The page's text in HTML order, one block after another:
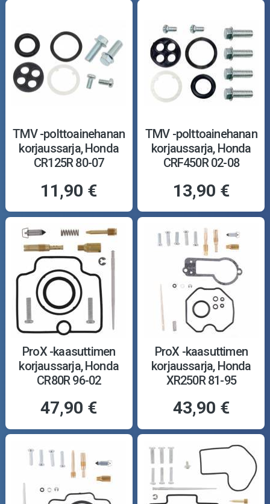
TMV -polttoainehanan
korjaussarja, Honda
CR125R 80-07
11,90 €
TMV -polttoainehanan
korjaussarja, Honda
CRF450R 02-08
13,90 €
ProX -kaasuttimen
korjaussarja, Honda
CR80R 96-02
47,90 €
ProX -kaasuttimen
korjaussarja, Honda
XR250R 81-95
43,90 €